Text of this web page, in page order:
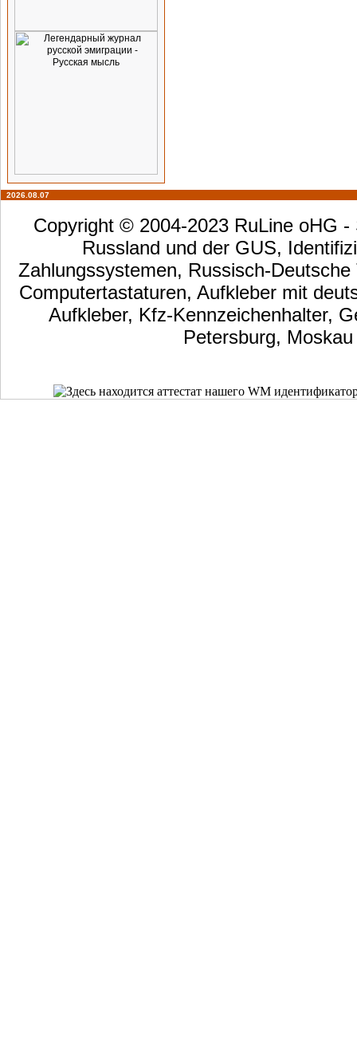
2026.08.07
Copyright © 2004-2023 RuLine oHG
Russland und der GUS,
Zahlungssystemen, Russisch-
Computertastaturen, Aufkleber mit
Aufkleber, Kfz-Kennzeichenhalter,
Petersburg,